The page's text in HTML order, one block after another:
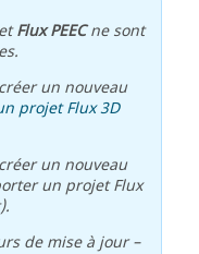
Flux PEECne sont
un nouveau
projet Flux 3D
un nouveau
un projet Flux
de mise à jour –